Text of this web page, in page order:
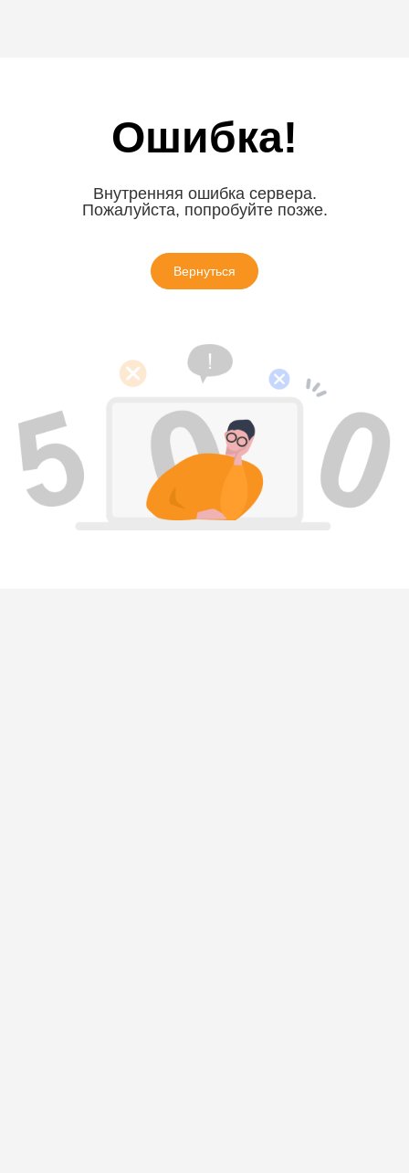
Ошибка!
Внутренняя ошибка сервера.
Пожалуйста, попробуйте позже.
Вернуться